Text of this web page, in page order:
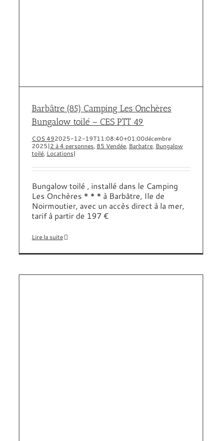
Barbâtre (85) Camping Les Onchères
Bungalow toilé – CES PTT 49
COS 492025-12-19T11:08:40+01:00décembre
2025|2 à 4 personnes, 85 Vendée, Barbatre, Bungalow
toilé, Locations|
Bungalow toilé , installé dans le Camping
Les Onchères * * * à Barbâtre, Ile de
Noirmoutier, avec un accès direct à la mer,
tarif à partir de 197 €
Lire la suite